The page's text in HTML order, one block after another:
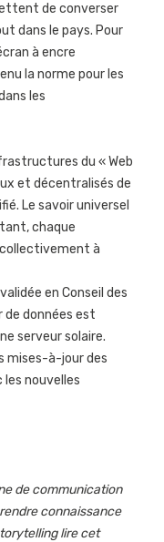
de converser
dans le pays. Pour
à encre
la norme pour les
les
du « Web
et décentralisés de
Le savoir universel
chaque
à
en Conseil des
de données est
serveur solaire.
mises-à-jour des
nouvelles
de communication
connaissance
lire cet